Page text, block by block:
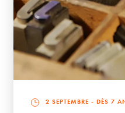
2 SEPTEMBRE - DÈS 7